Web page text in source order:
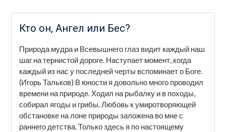
Кто он, Ангел или Бес?
Природа мудра и Всевышнего глаз видит каждый наш
шаг на тернистой дороге. Наступает момент, когда
каждый из нас у последней черты вспоминает о Боге.
(Игорь Тальков) В юности я довольно много проводил
времени на природе. Ходил на рыбалку и в походы,
собирал ягоды и грибы. Любовь к умиротворяющей
обстановке на лоне природы заложена во мне с
раннего детства. Только здесь я по настоящему